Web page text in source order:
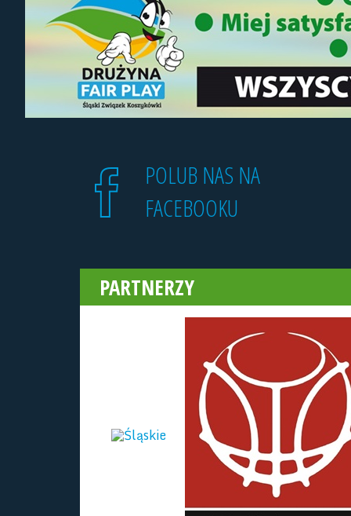
POLUB NAS NA
FACEBOOKU
PARTNERZY